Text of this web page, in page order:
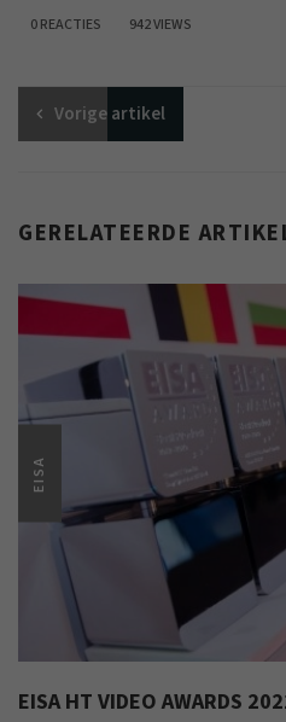
0 REACTIES 942 VIEWS
Vorigeartikel
GERELATEERDE
EISA
EISA HT VIDEO AWARDS